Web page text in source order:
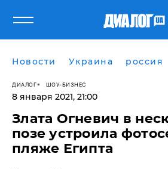
Новости Украина россия
ДИАЛОГ ШОУ-БИЗНЕС
8 января 2021, 21:00
Злата Огневич в
позе устроила
пляже Египта